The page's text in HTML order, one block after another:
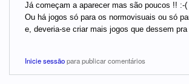
Já começam a aparecer mas são poucos !! :-(
Ou há jogos só para os normovisuais ou só
e, deveria-se criar mais jogos que dessem pra
Inicie sessãopara publicar comentários